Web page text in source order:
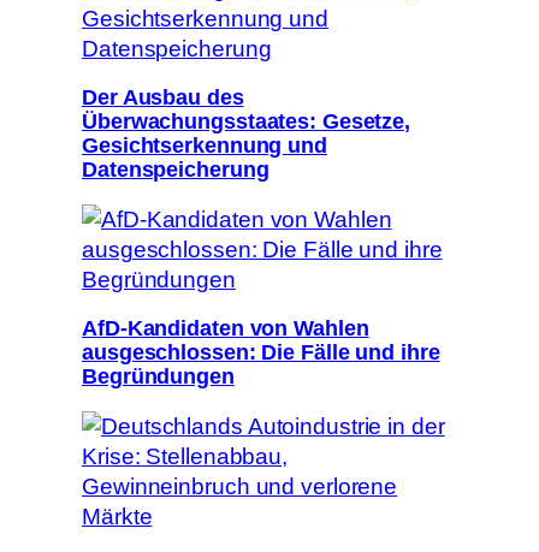
Der Ausbau des
Überwachungsstaates: Gesetze,
Gesichtserkennung und
Datenspeicherung
AfD-Kandidaten von Wahlen
ausgeschlossen: Die Fälle und ihre
Begründungen